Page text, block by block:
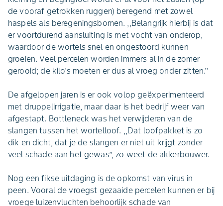
de vooraf getrokken ruggen) beregend met zowel
haspels als beregeningsbomen. ,,Belangrijk hierbij is dat
er voortdurend aansluiting is met vocht van onderop,
waardoor de wortels snel en ongestoord kunnen
groeien. Veel percelen worden immers al in de zomer
gerooid; de kilo’s moeten er dus al vroeg onder zitten.’’
De afgelopen jaren is er ook volop geëxperimenteerd
met druppelirrigatie, maar daar is het bedrijf weer van
afgestapt. Bottleneck was het verwijderen van de
slangen tussen het wortelloof. ,,Dat loofpakket is zo
dik en dicht, dat je de slangen er niet uit krijgt zonder
veel schade aan het gewas’’, zo weet de akkerbouwer.
Nog een fikse uitdaging is de opkomst van virus in
peen. Vooral de vroegst gezaaide percelen kunnen er bij
vroege luizenvluchten behoorlijk schade van